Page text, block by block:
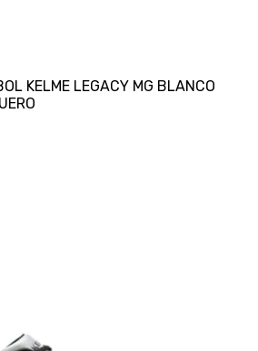
KELME LEGACY MG BLANCO